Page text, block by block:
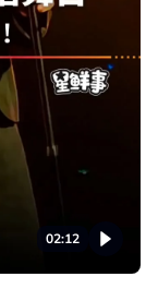
02:12